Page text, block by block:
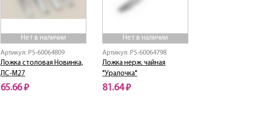
Нет в наличии
Артикул: PS-60064809
Ложка столовая Новинка,
ЛС-М27
65.66 ₽
Нет в наличии
Артикул: PS-60064798
Ложка нерж. чайная
"Уралочка"
81.64 ₽